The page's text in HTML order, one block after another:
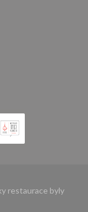
restaurace byly
se v novém okně))